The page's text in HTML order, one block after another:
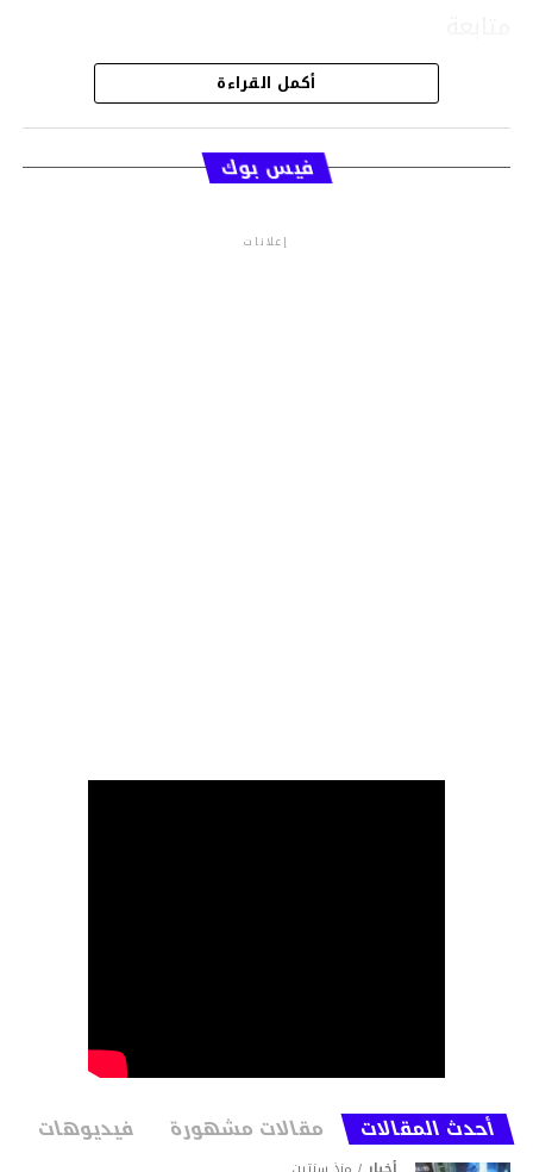
قسم الاخبار
أكمل القراءة
فيس بوك
إعلانات
أحدث المقالات مقالات مشهورة فيديوهات